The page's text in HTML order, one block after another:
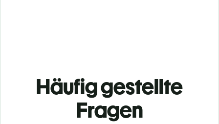
Häufig gestellte
Fragen